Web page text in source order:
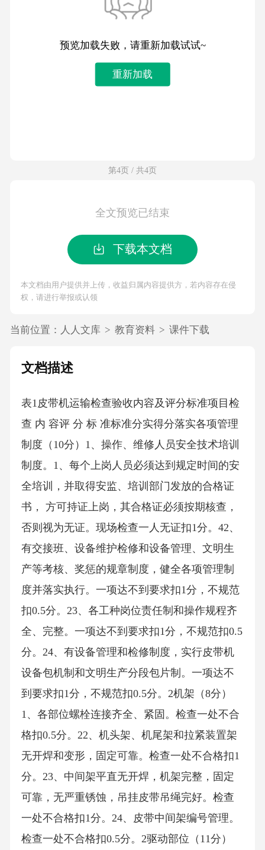
预览加载失败，请重新加载试试~
重新加载
第4页 / 共4页
全文预览已结束
下载本文档
本文档由用户提供并上传，收益归属内容提供方，若内容存在侵
权，请进行举报或认领
当前位置： 人人文库 > 教育资料 > 课件下载
文档描述
表1皮带机运输检查验收内容及评分标准项目检
查 内 容评 分 标 准标准分实得分落实各项管理
制度（10分）1、操作、维修人员安全技术培训
制度。1、每个上岗人员必须达到规定时间的安
全培训，并取得安监、培训部门发放的合格证
书， 方可持证上岗，其合格证必须按期核查，
否则视为无证。现场检查一人无证扣1分。42、
有交接班、设备维护检修和设备管理、文明生
产等考核、奖惩的规章制度，健全各项管理制
度并落实执行。一项达不到要求扣1分，不规范
扣0.5分。23、各工种岗位责任制和操作规程齐
全、完整。一项达不到要求扣1分，不规范扣0.5
分。24、有设备管理和检修制度，实行皮带机
设备包机制和文明生产分段包片制。一项达不
到要求扣1分，不规范扣0.5分。2机架（8分）
1、各部位螺栓连接齐全、紧固。检查一处不合
格扣0.5分。22、机头架、机尾架和拉紧装置架
无开焊和变形，固定可靠。检查一处不合格扣1
分。23、中间架平直无开焊，机架完整，固定
可靠，无严重锈蚀，吊挂皮带吊绳完好。检查
一处不合格扣1分。24、皮带中间架编号管理。
检查一处不合格扣0.5分。2驱动部位（11分）